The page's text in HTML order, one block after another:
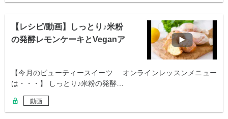
【レシピ/動画】しっとり♪米粉
の発酵レモンケーキとVeganア
【今月のビューティースイーツ オンラインレッスンメニュー
は・・・】 しっとり♪米粉の発酵…
動画